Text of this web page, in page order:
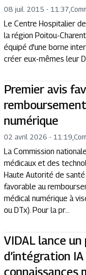
08 juil. 2015 - 11:37
Le Centre Hospitalier
la région Poitou-
équipé d'une borne
créer eux-mêmes leur
Premier avis
numérique
02 avril 2026 - 11:19
La Commission
médicaux et des
Haute Autorité de
favorable au
médical numérique à
ou DTx). Pour la pr...
VIDAL lance
d’intégration
connaissances